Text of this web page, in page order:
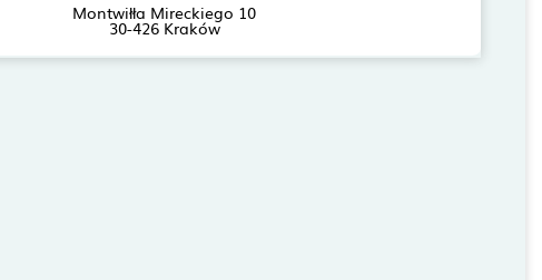
Montwiłła Mireckiego 10
30-426 Kraków